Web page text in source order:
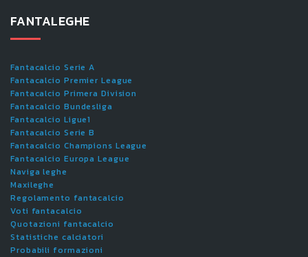
FANTALEGHE
Fantacalcio Serie A
Fantacalcio Premier League
Fantacalcio Primera Division
Fantacalcio Bundesliga
Fantacalcio Ligue1
Fantacalcio Serie B
Fantacalcio Champions League
Fantacalcio Europa League
Naviga leghe
Maxileghe
Regolamento fantacalcio
Voti fantacalcio
Quotazioni fantacalcio
Statistiche calciatori
Probabili formazioni